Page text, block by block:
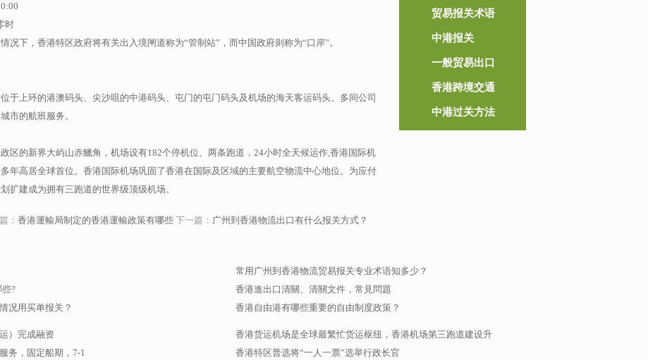
时
况下，香港特区政府将有关出入境闸道称为“管制站”，而中国政府则称为“口岸”。
于上环的港澳码头、尖沙咀的中港码头、屯门的屯门码头及机场的海天客运码头。多间公司
市的航班服务。
区的新界大屿山赤鱲角，机场设有182个停机位、两条跑道，24小时全天候运作,香港国际机
年高居全球首位。香港国际机场巩固了香港在国际及区域的主要航空物流中心地位。为应付
扩建成为拥有三跑道的世界级顶级机场。
贸易报关术语
中港报关
一般贸易出口
香港跨境交通
中港过关方法
： 香港運輸局制定的香港運輸政策有哪些下一篇： 广州到香港物流出口有什么报关方式？
常用广州到香港物流贸易报关专业术语知多少？
?
香港進出口清關、清關文件，常見問題
况用买单报关？
香港自由港有哪些重要的自由制度政策？
）完成融资
香港货运机场是全球最繁忙货运枢纽，香港机场第三跑道建设升
务，固定船期，7-1
香港特区普选将“一人一票”选举行政长官